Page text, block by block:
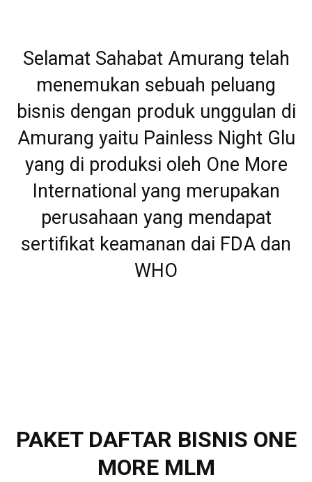
Selamat Sahabat Amurang telah
menemukan sebuah peluang
bisnis dengan produk unggulan di
Amurang yaitu Painless Night Glu
yang di produksi oleh One More
International yang merupakan
perusahaan yang mendapat
sertifikat keamanan dai FDA dan
WHO
PAKET DAFTAR BISNIS ONE
MORE MLM